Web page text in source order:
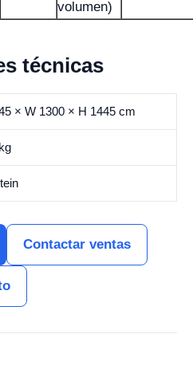
volumen)
técnicas
× W 1300 × H 1445 cm
Contactar ventas